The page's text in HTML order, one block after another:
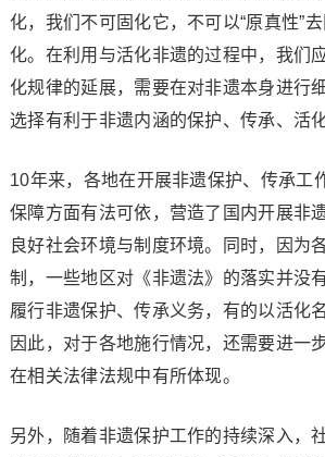
化，我们不可固化它，不可以“原真性”
化。在利用与活化非遗的过程中，我们
化规律的延展，需要在对非遗本身进行
选择有利于非遗内涵的保护、传承、活
10年来，各地在开展非遗保护、传承工
保障方面有法可依，营造了国内开展非
良好社会环境与制度环境。同时，因为
制，一些地区对《非遗法》的落实并没
履行非遗保护、传承义务，有的以活化
因此，对于各地施行情况，还需要进一
在相关法律法规中有所体现。
另外，随着非遗保护工作的持续深入，